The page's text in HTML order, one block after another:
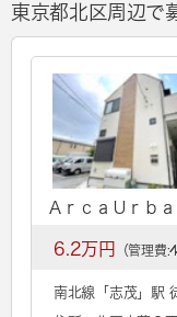
東京都北区周辺で
ＡｒｃａＵｒｂ
6.2万円 （管理費
南北線「 志茂」駅